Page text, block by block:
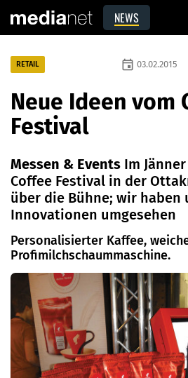
NEWS
RETAIL event 03.02.2015
Neue Ideen vom
Festival
Messen & Events Im
Coffee Festival in der
über die Bühne; wir haben
Innovationen umgesehen
Personalisierter Kaffee,
Profimilchschaummaschine.